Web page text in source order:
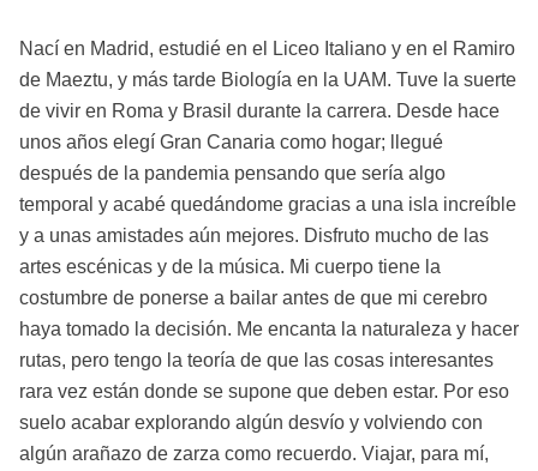
Nací en Madrid, estudié en el Liceo Italiano y en el Ramiro
de Maeztu, y más tarde Biología en la UAM. Tuve la suerte
de vivir en Roma y Brasil durante la carrera. Desde hace
unos años elegí Gran Canaria como hogar; llegué
después de la pandemia pensando que sería algo
temporal y acabé quedándome gracias a una isla increíble
y a unas amistades aún mejores. Disfruto mucho de las
artes escénicas y de la música. Mi cuerpo tiene la
costumbre de ponerse a bailar antes de que mi cerebro
haya tomado la decisión. Me encanta la naturaleza y hacer
rutas, pero tengo la teoría de que las cosas interesantes
rara vez están donde se supone que deben estar. Por eso
suelo acabar explorando algún desvío y volviendo con
algún arañazo de zarza como recuerdo. Viajar, para mí,